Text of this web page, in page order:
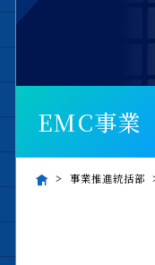
EMC事業
事業推進統括部